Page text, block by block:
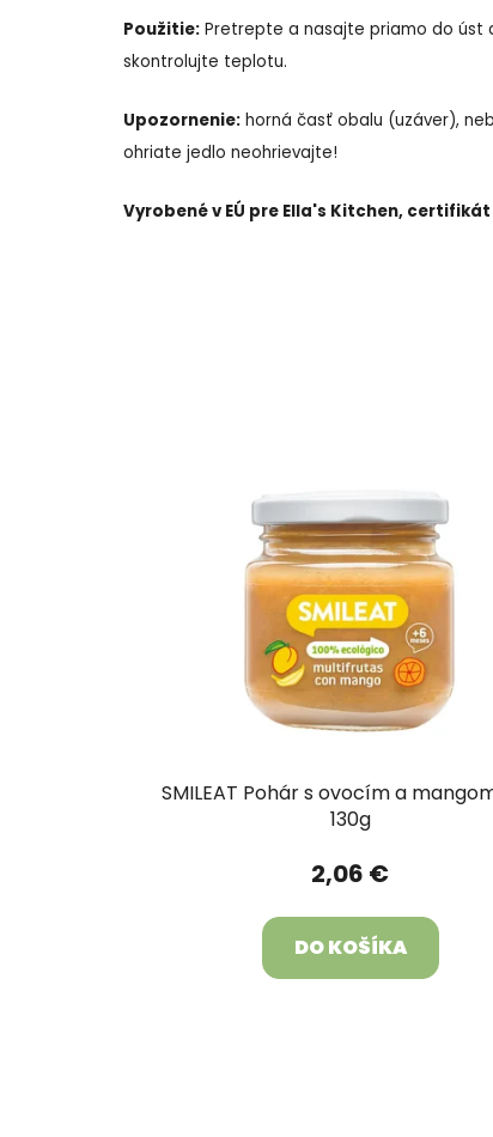
Použitie: Pretrepte a nasajte priamo do úst
skontrolujte teplotu.
Upozornenie: horná časť obalu (uzáver),
ohriate jedlo neohrievajte!
Vyrobené v EÚ pre Ella's Kitchen, certifikát
SMILEAT Pohár s ovocím a
130g
2,06 €
DO KOŠÍKA